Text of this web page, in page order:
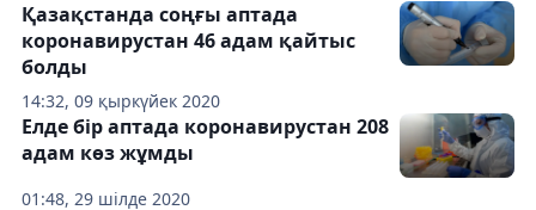
14:32, 09 қыркүйек 2020
Қазақстанда соңғы аптада
коронавирустан 46 адам қайтыс
болды
01:48, 29 шілде 2020
Елде бір аптада коронавирустан 208
адам көз жұмды